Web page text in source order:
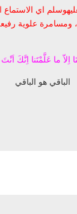
اي
ومسامرة علوية
اِلاّ ما عَلَّمْتَنا اِنَّكَ
الباقي هو الباقي